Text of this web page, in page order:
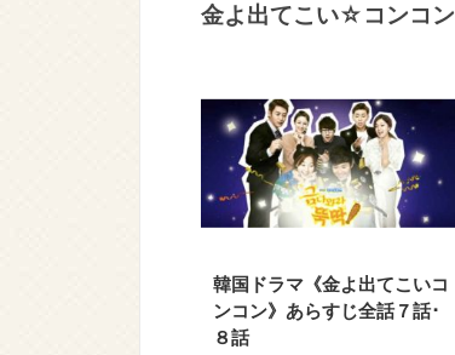
金よ出てこい☆コンコン
韓国ドラマ《金よ出てこいコ
ンコン》あらすじ全話７話･
８話